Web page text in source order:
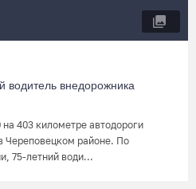
водитель внедорожника
403 километре автодороги
Череповецком районе. По
75-летний води...